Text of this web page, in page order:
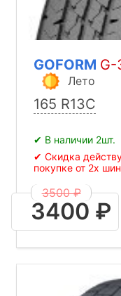
GOFORM G-
Лето
165 R13C
✔ В наличии 2шт.
✔ Скидка
покупке от 2х шин
3500 ₽
3400 ₽